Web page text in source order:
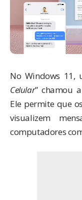
No Windows 11,
Celular” chamou
Ele permite que
visualizem
computadores